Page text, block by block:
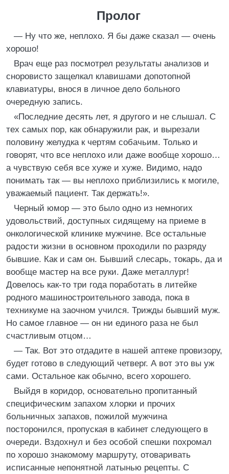
Пролог
— Ну что же, неплохо. Я бы даже сказал — очень
хорошо!
Врач еще раз посмотрел результаты анализов и
сноровисто защелкал клавишами допотопной
клавиатуры, внося в личное дело больного
очередную запись.
«Последние десять лет, я другого и не слышал. С
тех самых пор, как обнаружили рак, и вырезали
половину желудка к чертям собачьим. Только и
говорят, что все неплохо или даже вообще хорошо…
а чувствую себя все хуже и хуже. Видимо, надо
понимать так — вы неплохо приблизились к могиле,
уважаемый пациент. Так держать!».
Черный юмор — это было одно из немногих
удовольствий, доступных сидящему на приеме в
онкологической клинике мужчине. Все остальные
радости жизни в основном проходили по разряду
бывшие. Как и сам он. Бывший слесарь, токарь, да и
вообще мастер на все руки. Даже металлург!
Довелось как-то три года поработать в литейке
родного машиностроительного завода, пока в
техникуме на заочном учился. Трижды бывший муж.
Но самое главное — он ни единого раза не был
счастливым отцом…
— Так. Вот это отдадите в нашей аптеке провизору,
будет готово в следующий четверг. А вот это вы уж
сами. Остальное как обычно, всего хорошего.
Выйдя в коридор, основательно пропитанный
специфическим запахом хлорки и прочих
больничных запахов, пожилой мужчина
посторонился, пропуская в кабинет следующего в
очереди. Вздохнул и без особой спешки похромал
по хорошо знакомому маршруту, отоваривать
исписанные непонятной латынью рецепты. С